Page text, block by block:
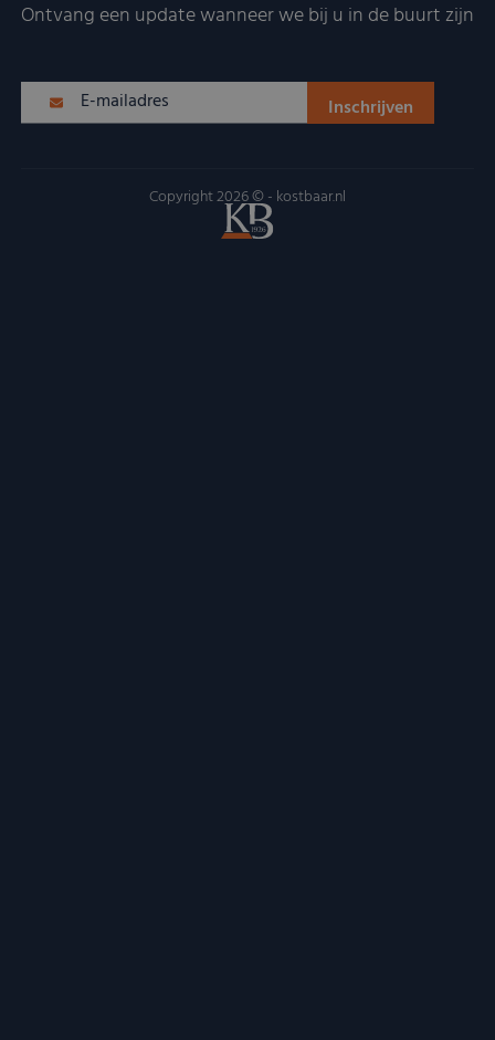
Ontvang een update wanneer we bij u in de buurt zijn
Copyright 2026 © - kostbaar.nl